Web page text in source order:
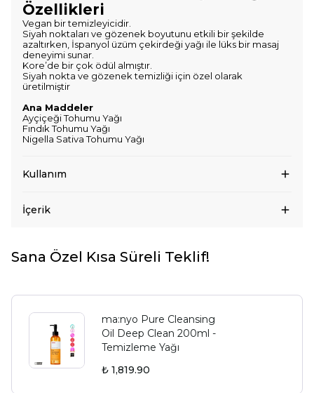
Özellikleri
Vegan bir temizleyicidir.
Siyah noktaları ve gözenek boyutunu etkili bir şekilde
azaltırken, İspanyol üzüm çekirdeği yağı ile lüks bir masaj
deneyimi sunar.
Kore’de bir çok ödül almıştır.
Siyah nokta ve gözenek temizliği için özel olarak
üretilmiştir
Ana Maddeler
Ayçiçeği Tohumu Yağı
Fındık Tohumu Yağı
Nigella Sativa Tohumu Yağı
Kullanım
İçerik
Sana Özel Kısa Süreli Teklif!
ma:nyo Pure Cleansing
Oil Deep Clean 200ml -
Temizleme Yağı
₺ 1,819.90